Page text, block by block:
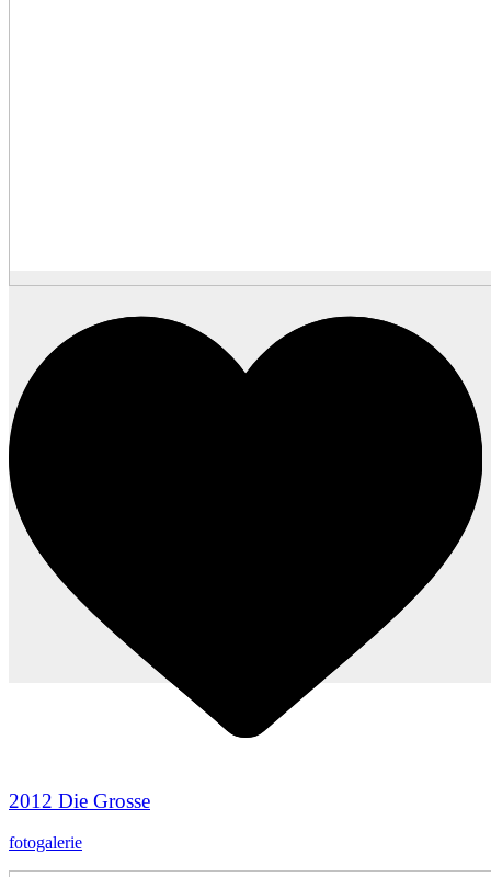
2012 Die Grosse
fotogalerie